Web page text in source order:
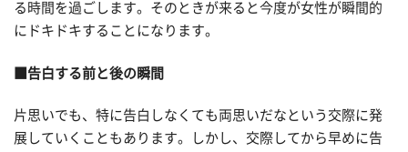
る時間を過ごします。そのときが来ると今度が女性が瞬間的
にドキドキすることになります。
■告白する前と後の瞬間
片思いでも、特に告白しなくても両思いだなという交際に発
展していくこともあります。しかし、交際してから早めに告